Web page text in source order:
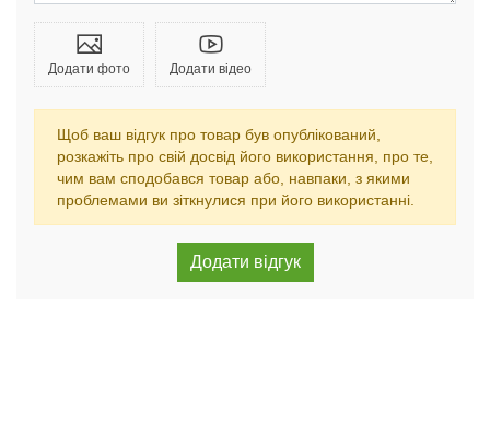
Додати фото Додати відео
Щоб ваш відгук про товар був опублікований,
розкажіть про свій досвід його використання, про те,
чим вам сподобався товар або, навпаки, з якими
проблемами ви зіткнулися при його використанні.